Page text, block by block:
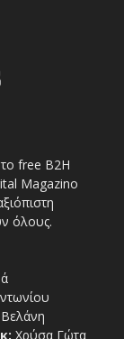
free Β2Η
Magazino
όλους.
Βελάνη
Χρύσα Γώτα